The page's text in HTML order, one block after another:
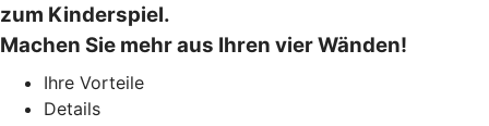
zum Kinderspiel.
Machen Sie mehr aus Ihren vier Wänden!
Ihre Vorteile
Details